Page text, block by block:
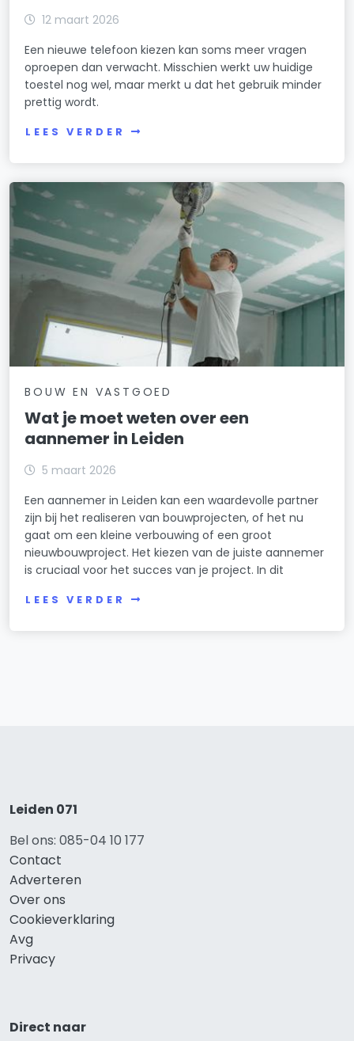
12 maart 2026
Een nieuwe telefoon kiezen kan soms meer vragen
oproepen dan verwacht. Misschien werkt uw huidige
toestel nog wel, maar merkt u dat het gebruik minder
prettig wordt.
LEES VERDER
BOUW EN VASTGOED
Wat je moet weten over een
aannemer in Leiden
5 maart 2026
Een aannemer in Leiden kan een waardevolle partner
zijn bij het realiseren van bouwprojecten, of het nu
gaat om een kleine verbouwing of een groot
nieuwbouwproject. Het kiezen van de juiste aannemer
is cruciaal voor het succes van je project. In dit
LEES VERDER
Leiden 071
Bel ons: 085-04 10 177
Contact
Adverteren
Over ons
Cookieverklaring
Avg
Privacy
Direct naar